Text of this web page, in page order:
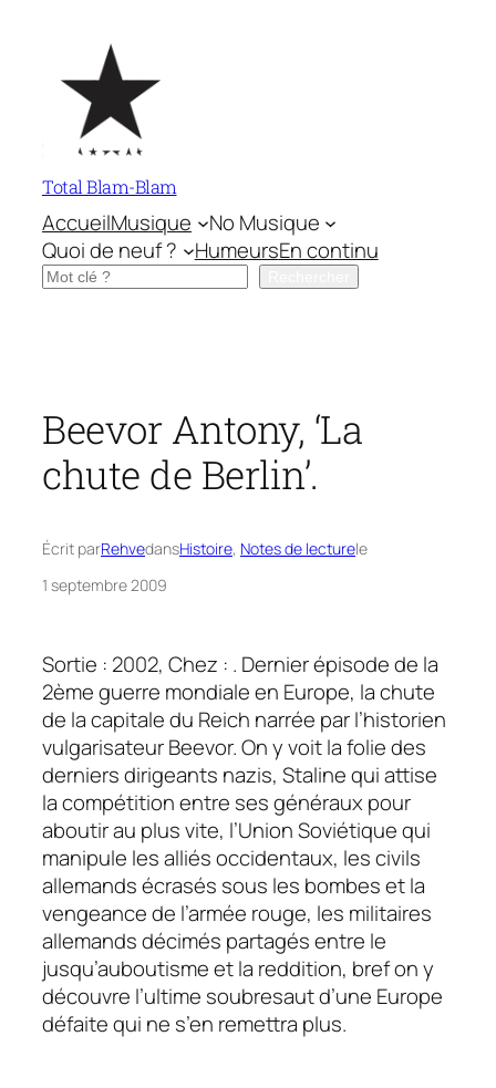
contenu
Total Blam-Blam
AccueilMusique
No Musique
Quoi de neuf ?
HumeursEn continu
Rechercher
Beevor Antony, ‘La
chute de Berlin’.
Écrit parRehvedansHistoire, Notes de lecturele
1 septembre 2009
Sortie : 2002, Chez : . Dernier épisode de la
2ème guerre mondiale en Europe, la chute
de la capitale du Reich narrée par l’historien
vulgarisateur Beevor. On y voit la folie des
derniers dirigeants nazis, Staline qui attise
la compétition entre ses généraux pour
aboutir au plus vite, l’Union Soviétique qui
manipule les alliés occidentaux, les civils
allemands écrasés sous les bombes et la
vengeance de l’armée rouge, les militaires
allemands décimés partagés entre le
jusqu’auboutisme et la reddition, bref on y
découvre l’ultime soubresaut d’une Europe
défaite qui ne s’en remettra plus.